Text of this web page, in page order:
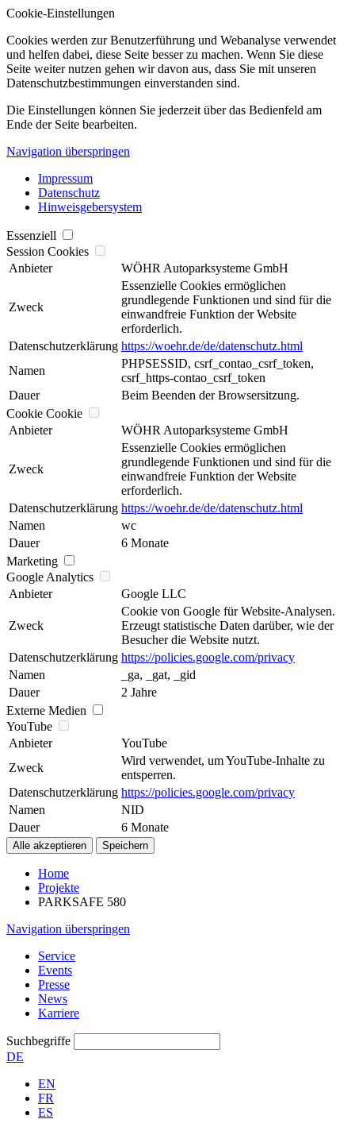
Cookie-Einstellungen
Cookies werden zur Benutzerführung und Webanalyse verwendet
und helfen dabei, diese Seite besser zu machen. Wenn Sie diese
Seite weiter nutzen gehen wir davon aus, dass Sie mit unseren
Datenschutzbestimmungen einverstanden sind.
Die Einstellungen können Sie jederzeit über das Bedienfeld am
Ende der Seite bearbeiten.
Navigation überspringen
Impressum
Datenschutz
Hinweisgebersystem
Essenziell
Session Cookies
Anbieter
WÖHR Autoparksysteme GmbH
Zweck
Essenzielle Cookies ermöglichen
grundlegende Funktionen und sind für die
einwandfreie Funktion der Website
erforderlich.
Datenschutzerklärung https://woehr.de/de/datenschutz.html
Namen
PHPSESSID, csrf_contao_csrf_token,
csrf_https-contao_csrf_token
Dauer
Beim Beenden der Browsersitzung.
Cookie Cookie
Anbieter
WÖHR Autoparksysteme GmbH
Zweck
Essenzielle Cookies ermöglichen
grundlegende Funktionen und sind für die
einwandfreie Funktion der Website
erforderlich.
Datenschutzerklärung https://woehr.de/de/datenschutz.html
Namen
wc
Dauer
6 Monate
Marketing
Google Analytics
Anbieter
Google LLC
Zweck
Cookie von Google für Website-Analysen.
Erzeugt statistische Daten darüber, wie der
Besucher die Website nutzt.
Datenschutzerklärung https://policies.google.com/privacy
Namen
_ga, _gat, _gid
Dauer
2 Jahre
Externe Medien
YouTube
Anbieter
YouTube
Zweck
Wird verwendet, um YouTube-Inhalte zu
entsperren.
Datenschutzerklärung https://policies.google.com/privacy
Namen
NID
Dauer
6 Monate
Home
Projekte
PARKSAFE 580
Navigation überspringen
Service
Events
Presse
News
Karriere
Suchbegriffe
DE
EN
FR
ES